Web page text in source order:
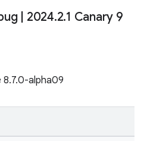
2024.2.1 Canary 9
8.7.0-alpha09